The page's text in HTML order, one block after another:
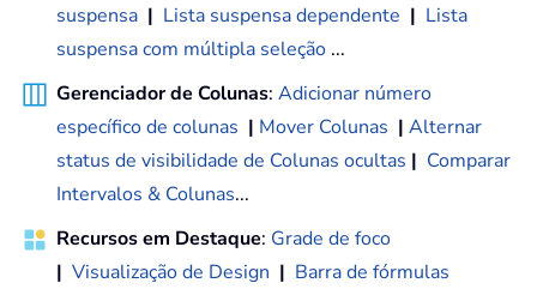
suspensa | Lista suspensa dependente | Lista
suspensa com múltipla seleção ...
Gerenciador de Colunas: Adicionar número
específico de colunas | Mover Colunas | Alternar
status de visibilidade de Colunas ocultas | Comparar
Intervalos & Colunas...
Recursos em Destaque: Grade de foco
| Visualização de Design | Barra de fórmulas